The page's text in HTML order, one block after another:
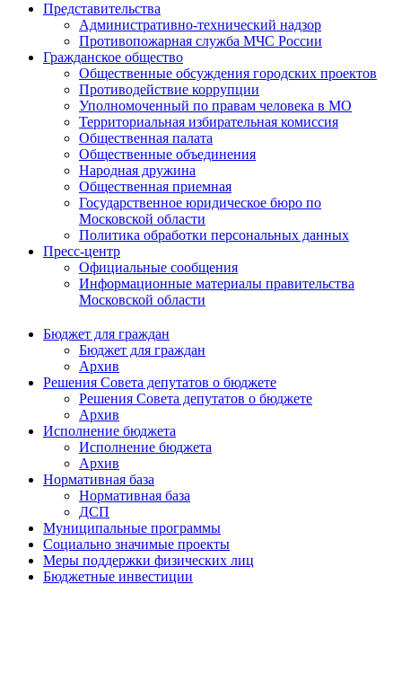
Представительства
Административно-технический надзор
Противопожарная служба МЧС России
Гражданское общество
Общественные обсуждения городских проектов
Противодействие коррупции
Уполномоченный по правам человека в МО
Территориальная избирательная комиссия
Общественная палата
Общественные объединения
Народная дружина
Общественная приемная
Государственное юридическое бюро по
Московской области
Политика обработки персональных данных
Пресс-центр
Официальные сообщения
Информационные материалы правительства
Московской области
Бюджет для граждан
Бюджет для граждан
Архив
Решения Совета депутатов о бюджете
Решения Совета депутатов о бюджете
Архив
Исполнение бюджета
Исполнение бюджета
Архив
Нормативная база
Нормативная база
ДСП
Муниципальные программы
Социально значимые проекты
Меры поддержки физических лиц
Бюджетные инвестиции